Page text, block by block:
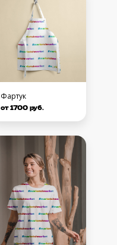
Фартук
от 1700 руб.